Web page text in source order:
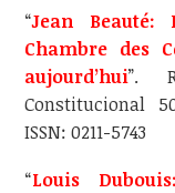
“Jean
Chambre des
aujourd’hui”.
Constitucional
ISSN: 0211-5743
“Louis